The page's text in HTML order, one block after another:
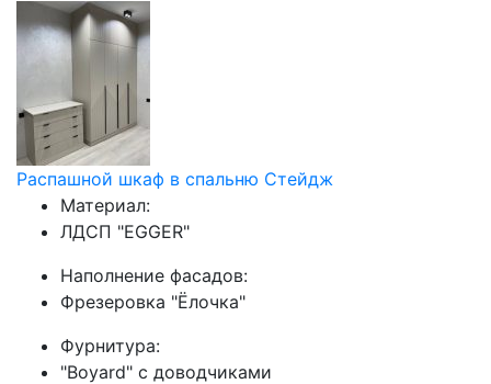
Распашной шкаф в спальню Стейдж
Материал:
ЛДСП "EGGER"
Наполнение фасадов:
Фрезеровка "Ёлочка"
Фурнитура:
"Boyard" с доводчиками